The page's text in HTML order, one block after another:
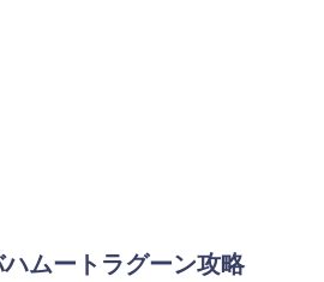
ムートラグーン攻略